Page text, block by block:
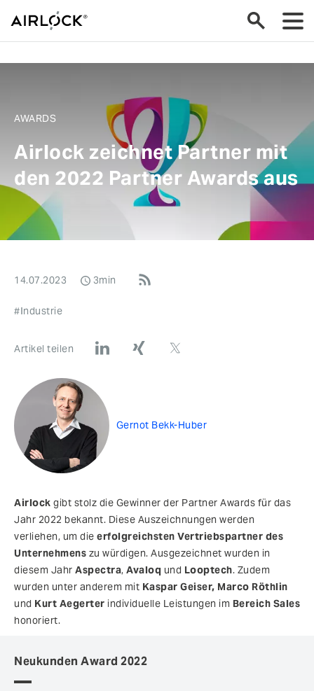
AWARDS
Airlock zeichnet Partner mit
den 2022 Partner Awards aus
14.07.2023 3min
#Industrie
Artikel teilen
Gernot Bekk-Huber
Airlock gibt stolz die Gewinner der Partner Awards für das
Jahr 2022 bekannt. Diese Auszeichnungen werden
verliehen, um die erfolgreichsten Vertriebspartner des
Unternehmens zu würdigen. Ausgezeichnet wurden in
diesem Jahr Aspectra, Avaloq und Looptech. Zudem
wurden unter anderem mit Kaspar Geiser, Marco Röthlin
und Kurt Aegerter individuelle Leistungen im Bereich Sales
honoriert.
Neukunden Award 2022